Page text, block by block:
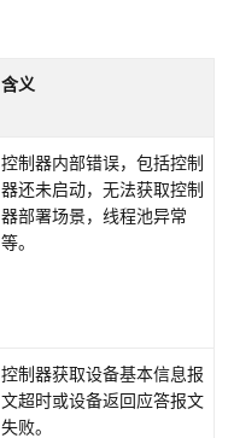
含义
控制器内部错误，包括控制
器还未启动，无法获取控制
器部署场景，线程池异常
等。
控制器获取设备基本信息报
文超时或设备返回应答报文
失败。